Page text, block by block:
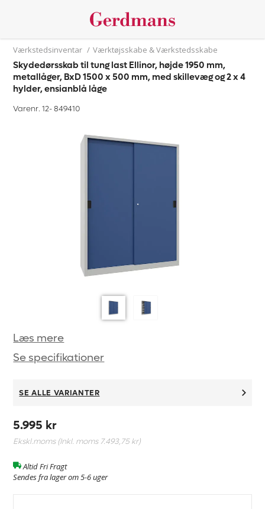
Værkstedsinventar / Værktøjsskabe & Værkstedsskabe
Skydedørsskab til tung last Ellinor, højde 1950 mm,
metallåger, BxD 1500 x 500 mm, med skillevæg og 2 x 4
hylder, ensianblå låge
Varenr. 12-849410
Læs mere
Se specifikationer
SE ALLE VARIANTER
5.995 kr
Ekskl.moms (Inkl. moms 7.493,75 kr)
Altid Fri Fragt
Sendes fra lager om 5-6 uger